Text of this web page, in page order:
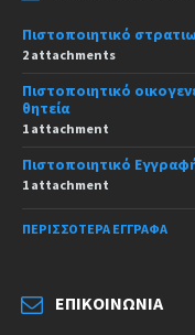
Πιστοποιητικό
2 attachments
Πιστοποιητικό
θητεία
1 attachment
Πιστοποιητικό
1 attachment
ΠΕΡΙΣΣΌΤΕΡΑ ΈΓΓΡΑΦΑ
ΕΠΙΚΟΙΝΩΝΊΑ